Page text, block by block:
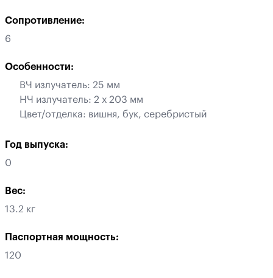
Сопротивление:
6
Особенности:
ВЧ излучатель: 25 мм
НЧ излучатель: 2 х 203 мм
Цвет/отделка: вишня, бук, серебристый
Год выпуска:
0
Вес:
13.2 кг
Паспортная мощность:
120